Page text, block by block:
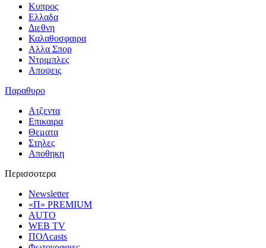
Κυπρος
Ελλαδα
Διεθνη
Καλαθοσφαιρα
Αλλα Σπορ
Ντριμπλες
Αποψεις
Παραθυρο
Ατζεντα
Επικαιρα
Θεματα
Στηλες
Αποθηκη
Περισσοτερα
Newsletter
«Π» PREMIUM
AUTO
WEB TV
ΠΟΛcasts